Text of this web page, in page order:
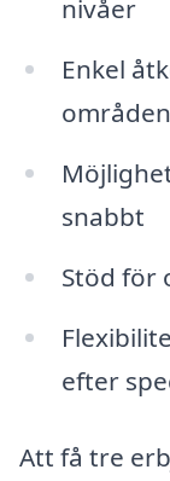
nivåer
Enkel
områden
snabbt
Stöd för
efter
Att få tre